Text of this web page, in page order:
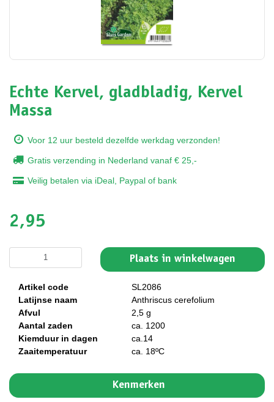
Echte Kervel, gladbladig, Kervel
Massa
Voor 12 uur besteld dezelfde werkdag verzonden!
Gratis verzending in Nederland vanaf € 25,-
Veilig betalen via iDeal, Paypal of bank
2,95
Plaats in winkelwagen
Artikel code
SL2086
Latijnse naam
Anthriscus cerefolium
Afvul
2,5 g
Aantal zaden
ca. 1200
Kiemduur in dagen
ca.14
Zaaitemperatuur
ca. 18ºC
Kenmerken